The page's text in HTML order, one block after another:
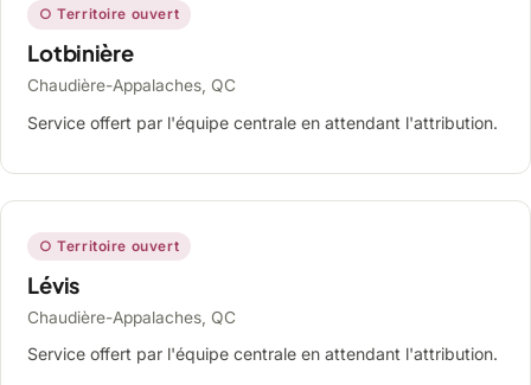
○ Territoire ouvert
Lotbinière
Chaudière-Appalaches, QC
Service offert par l'équipe centrale en attendant l'attribution.
○ Territoire ouvert
Lévis
Chaudière-Appalaches, QC
Service offert par l'équipe centrale en attendant l'attribution.